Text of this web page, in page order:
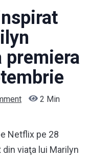
premiera
2 Min
Netflix pe 28
viaţa lui Marilyn